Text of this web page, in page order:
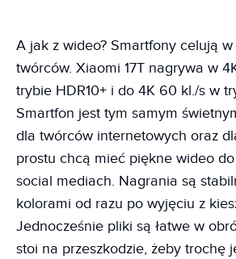
A jak z wideo? Smartfony celują
twórców. Xiaomi 17T nagrywa w
trybie HDR10+ i do 4K 60 kl./s w
Smartfon jest tym samym
dla twórców internetowych oraz
prostu chcą mieć piękne wideo
social mediach. Nagrania są
kolorami od razu po wyjęciu z
Jednocześnie pliki są łatwe w
stoi na przeszkodzie, żeby trochę